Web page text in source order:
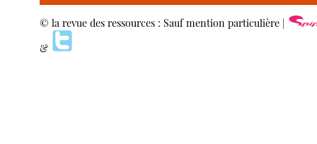
© la revue des ressources : Sauf mention particulière |
&